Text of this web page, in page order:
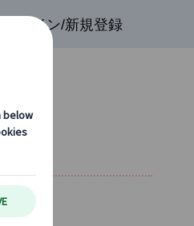
ログイン/新規登録